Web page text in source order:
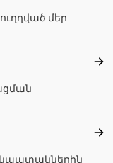
մեր
նպատակներին